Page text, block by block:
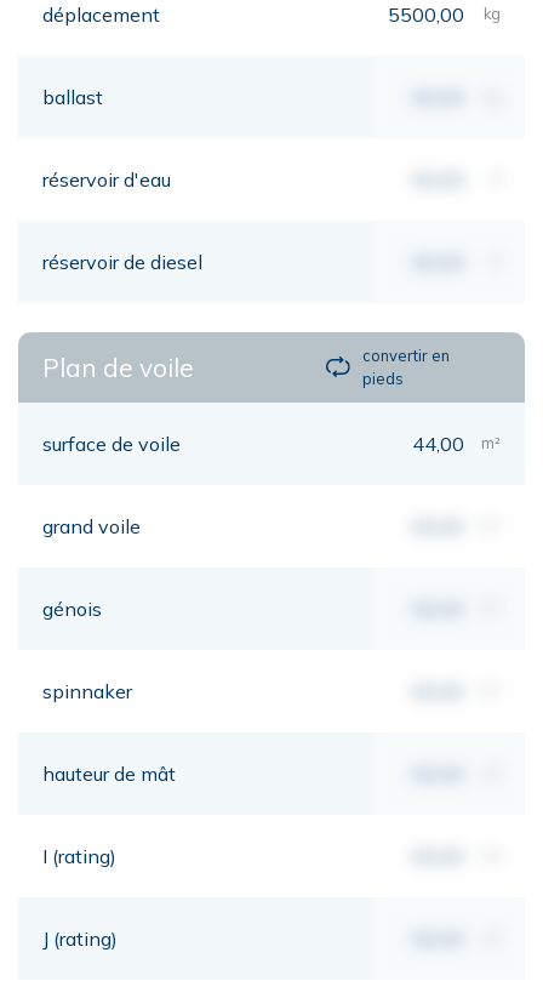
déplacement 5500,00 kg
ballast
réservoir d'eau
réservoir de diesel
Plan de voile
convertir en
pieds
surface de voile 44,00 m²
grand voile
génois
spinnaker
hauteur de mât
I (rating)
J (rating)